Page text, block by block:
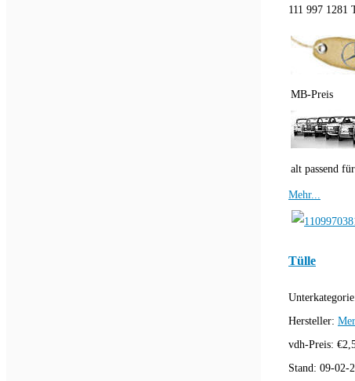
111 997 1281
MB-Preis
alt passend für
Mehr...
Tülle
Hersteller:
vdh-Preis: €
Stand: 09-02-